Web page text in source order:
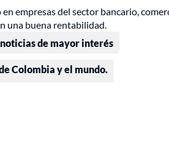
empresas del sector bancario,
una buena rentabilidad.
de mayor interés
Colombia y el mundo.